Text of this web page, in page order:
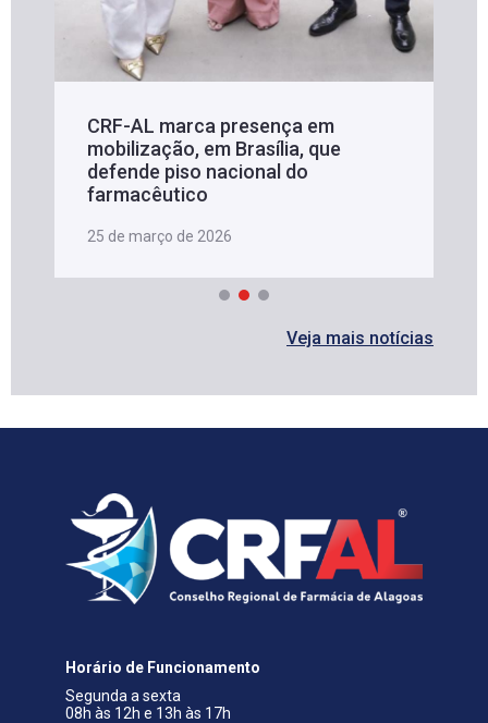
CRF-AL marca presença em
mobilização, em Brasília, que
defende piso nacional do
farmacêutico
25 de março de 2026
Veja mais notícias
Horário de Funcionamento
Segunda a sexta
08h às 12h e 13h às 17h